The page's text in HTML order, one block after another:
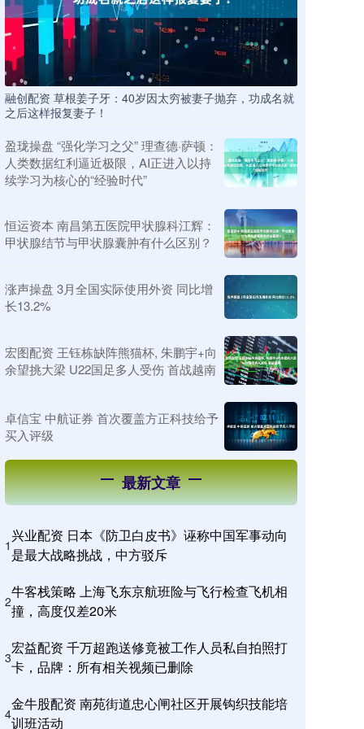
融创配资 草根姜子牙：40岁因太穷被妻子抛弃，功成名就
之后这样报复妻子！
盈珑操盘 “强化学习之父” 理查德·萨顿：
人类数据红利逼近极限，AI正进入以持
续学习为核心的“经验时代”
恒运资本 南昌第五医院甲状腺科江辉：
甲状腺结节与甲状腺囊肿有什么区别？
涨声操盘 3月全国实际使用外资 同比增
长13.2%
宏图配资 王钰栋缺阵熊猫杯, 朱鹏宇+向
余望挑大梁 U22国足多人受伤 首战越南
卓信宝 中航证券 首次覆盖方正科技给予
买入评级
最新文章
1
兴业配资 日本《防卫白皮书》诬称中国军事动向
是最大战略挑战，中方驳斥
2
牛客栈策略 上海飞东京航班险与飞行检查飞机相
撞，高度仅差20米
3
宏益配资 千万超跑送修竟被工作人员私自拍照打
卡，品牌：所有相关视频已删除
4
金牛股配资 南苑街道忠心闸社区开展钩织技能培
训班活动